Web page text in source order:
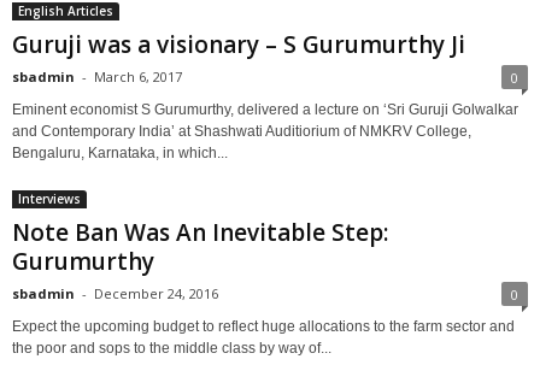
English Articles
Guruji was a visionary – S Gurumurthy Ji
sbadmin - March 6, 2017 0
Eminent economist S Gurumurthy, delivered a lecture on ‘Sri Guruji Golwalkar
and Contemporary India’ at Shashwati Auditiorium of NMKRV College,
Bengaluru, Karnataka, in which...
Interviews
Note Ban Was An Inevitable Step:
Gurumurthy
sbadmin - December 24, 2016 0
Expect the upcoming budget to reflect huge allocations to the farm sector and
the poor and sops to the middle class by way of...